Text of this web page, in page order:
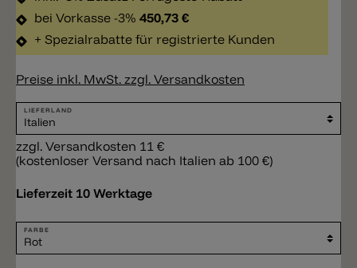
bei Vorkasse -3% 450,73 €
+ Spezialrabatte für registrierte Kunden
Preise inkl. MwSt. zzgl. Versandkosten
LIEFERLAND
zzgl. Versandkosten 11 €
(kostenloser Versand nach Italien ab 100 €)
Lieferzeit 10 Werktage
FARBE